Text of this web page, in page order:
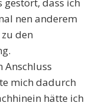
dass ich
nen anderem
den
Anschluss
mich dadurch
hätte ich